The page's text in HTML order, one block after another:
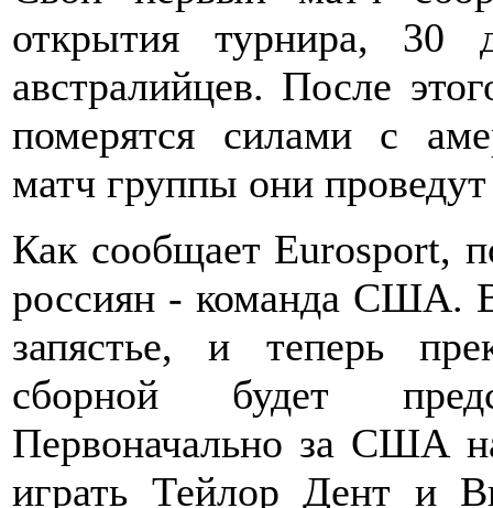
открытия турнира, 30
австралийцев. После
померятся силами с
матч группы они
Как сообщает Eurosport,
россиян - команда США.
запястье, и теперь
сборной будет
Первоначально за США
играть Тейлор Дент и